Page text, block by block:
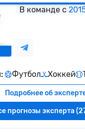
В команде с
Подробнее об
прогнозы эксперта
Футбол Хоккей